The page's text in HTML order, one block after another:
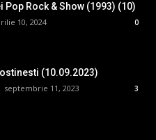
Rock & Show (1993) (10)
10, 2024 0
(10.09.2023)
septembrie 11, 2023 3